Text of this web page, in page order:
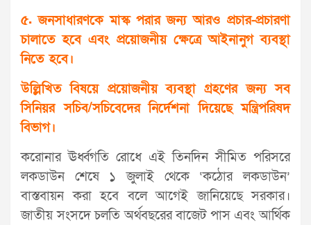
৫. জনসাধারণকে মাস্ক পরার জন্য আরও প্রচার-প্রচারণা
চালাতে হবে এবং প্রয়োজনীয় ক্ষেত্রে আইনানুগ ব্যবস্থা
নিতে হবে।
উল্লিখিত বিষয়ে প্রয়োজনীয় ব্যবস্থা গ্রহণের জন্য সব
সিনিয়র সচিব/সচিবেদের নির্দেশনা দিয়েছে মন্ত্রিপরিষদ
বিভাগ।
করোনার ঊর্ধ্বগতি রোধে এই তিনদিন সীমিত পরিসরে
লকডাউন শেষে ১ জুলাই থেকে ‘কঠোর লকডাউন’
বাস্তবায়ন করা হবে বলে আগেই জানিয়েছে সরকার।
জাতীয় সংসদে চলতি অর্থবছরের বাজেট পাস এবং আর্থিক